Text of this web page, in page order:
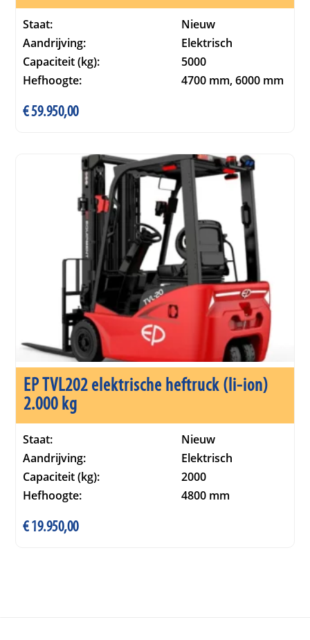
Staat:
Nieuw
Aandrijving:
Elektrisch
Capaciteit (kg):
5000
Hefhoogte:
4700 mm, 6000 mm
€59.950,00
EP TVL202 elektrische heftruck (li-ion)
2.000 kg
Staat:
Nieuw
Aandrijving:
Elektrisch
Capaciteit (kg):
2000
Hefhoogte:
4800 mm
€19.950,00